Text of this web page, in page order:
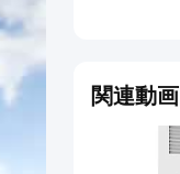
関連動画